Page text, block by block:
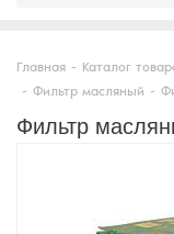
Главная - Каталог
- Фильтр масляный -
Фильтр